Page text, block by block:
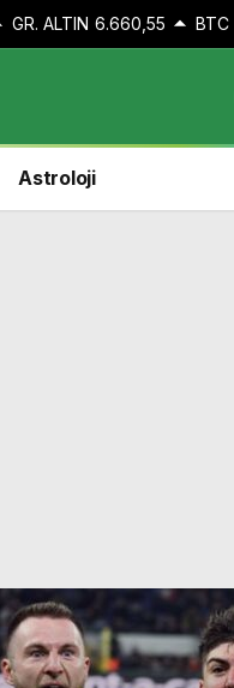
GR. ALTIN 6.660,55 BTC
Astroloji